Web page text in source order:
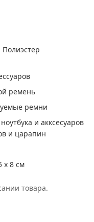
ремень
ремни
и акксесуаров
и царапин
x 8 см
товара.